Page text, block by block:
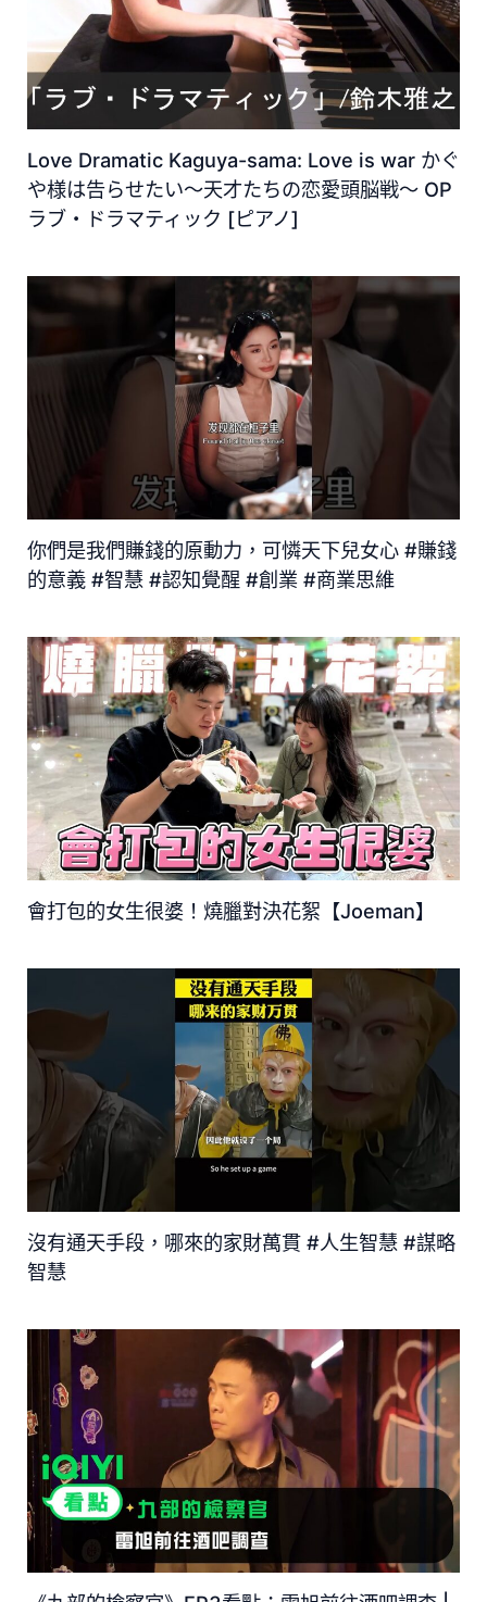
Love Dramatic Kaguya-sama: Love is war かぐ
や様は告らせたい～天才たちの恋愛頭脳戦～ OP
ラブ・ドラマティック [ピアノ]
你們是我們賺錢的原動力，可憐天下兒女心 #賺錢
的意義 #智慧 #認知覺醒 #創業 #商業思維
會打包的女生很婆！燒臘對決花絮【Joeman】
沒有通天手段，哪來的家財萬貫 #人生智慧 #謀略
智慧